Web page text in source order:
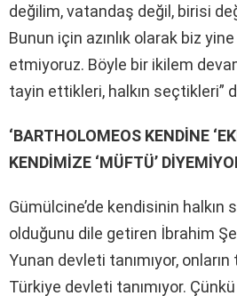
değilim, vatandaş değil, birisi
Bunun için azınlık olarak biz
etmiyoruz. Böyle bir ikilem
tayin ettikleri, halkın seçtikleri”
‘BARTHOLOMEOS KENDİNE
KENDİMİZE ‘MÜFTÜ’
Gümülcine’de kendisinin
olduğunu dile getiren İbrahim
Yunan devleti tanımıyor,
Türkiye devleti tanımıyor.